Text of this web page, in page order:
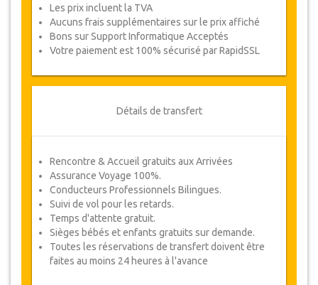
Les prix incluent la TVA
Aucuns frais supplémentaires sur le prix affiché
Bons sur Support Informatique Acceptés
Votre paiement est 100% sécurisé par RapidSSL
Détails de transfert
Rencontre & Accueil gratuits aux Arrivées
Assurance Voyage 100%.
Conducteurs Professionnels Bilingues.
Suivi de vol pour les retards.
Temps d'attente gratuit.
Sièges bébés et enfants gratuits sur demande.
Toutes les réservations de transfert doivent être
faites au moins 24 heures à l'avance